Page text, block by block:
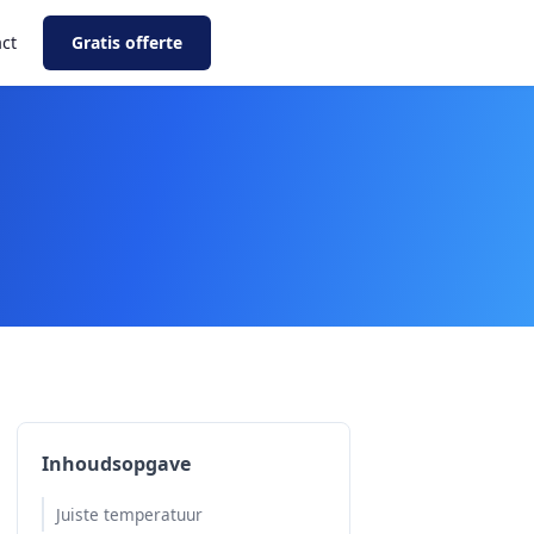
Gratis offerte
Inhoudsopgave
Juiste temperatuur